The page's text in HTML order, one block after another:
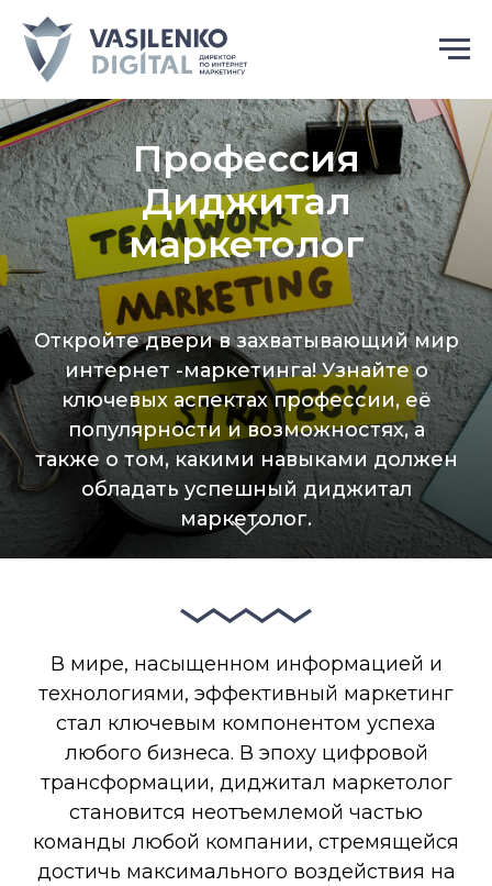
Профессия
Диджитал
маркетолог
Откройте двери в захватывающий мир
интернет -маркетинга! Узнайте о
ключевых аспектах профессии, её
популярности и возможностях, а
также о том, какими навыками должен
обладать успешный диджитал
маркетолог.
В мире, насыщенном информацией и
технологиями, эффективный маркетинг
стал ключевым компонентом успеха
любого бизнеса. В эпоху цифровой
трансформации, диджитал маркетолог
становится неотъемлемой частью
команды любой компании, стремящейся
достичь максимального воздействия на